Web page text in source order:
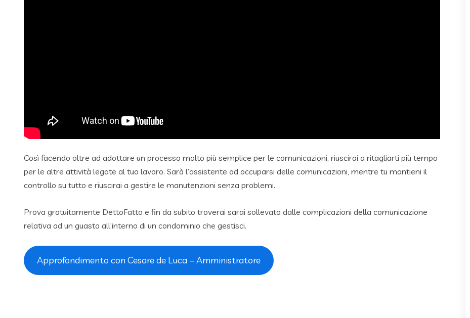
Così facendo oltre ad adottare un processo molto più semplice per le comunicazioni, riuscirai a ritagliarti più tempo
per le altre attività legate al tuo lavoro. Sarà l’assistente ad occuparsi delle comunicazioni, mentre tu mantieni il
controllo su tutto e riuscirai a gestire le manutenzioni senza problemi.
Prova gratuitamente DettoFatto e fin da subito troverai sarai sollevato dalle complicazioni della comunicazione
relativa ad un guasto all’interno di un condominio che gestisci.
Approfondimento con Cesare de Luca – Amministratore